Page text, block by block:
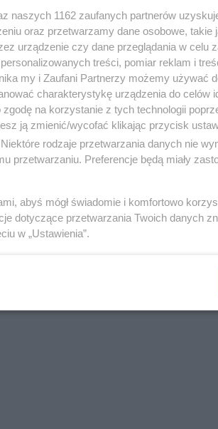
naszych 1162 zaufanych partnerów
oraz przetwarzamy dane osobowe, takie
urządzenie czy dane przeglądania w celu
treści, pomiar reklam i
my i Zaufani Partnerzy możemy używać
charakterystykę urządzenia do celów
na korzystanie z tych technologii
ją zmienić/wycofać klikając przycisk
rodzaje przetwarzania danych nie
przetwarzaniu. Preferencje będą miały
abyś mógł świadomie i komfortowo
dotyczące przetwarzania Twoich danych
w „Ustawienia”.